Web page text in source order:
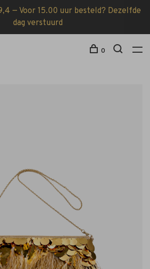
— Voor 15.00 uur besteld? Dezelfde
dag verstuurd
0